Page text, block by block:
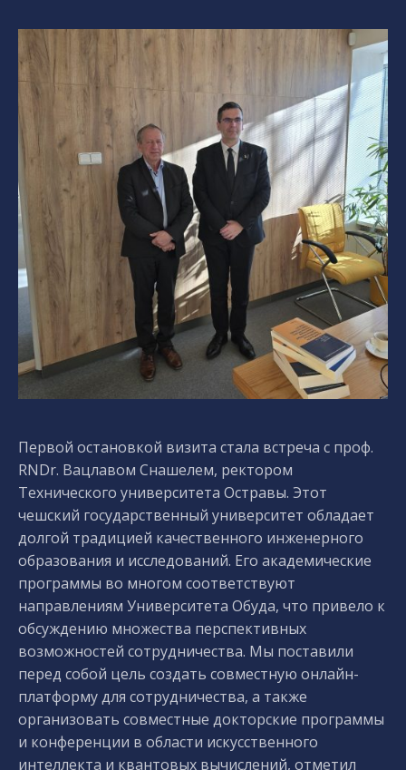
Первой остановкой визита стала встреча с проф.
RNDr. Вацлавом Снашелем, ректором
Технического университета Остравы. Этот
чешский государственный университет обладает
долгой традицией качественного инженерного
образования и исследований. Его академические
программы во многом соответствуют
направлениям Университета Обуда, что привело к
обсуждению множества перспективных
возможностей сотрудничества. Мы поставили
перед собой цель создать совместную онлайн-
платформу для сотрудничества, а также
организовать совместные докторские программы
и конференции в области искусственного
интеллекта и квантовых вычислений, отметил